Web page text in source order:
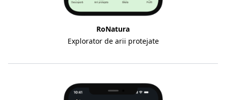
RoNatura
Explorator de arii protejate